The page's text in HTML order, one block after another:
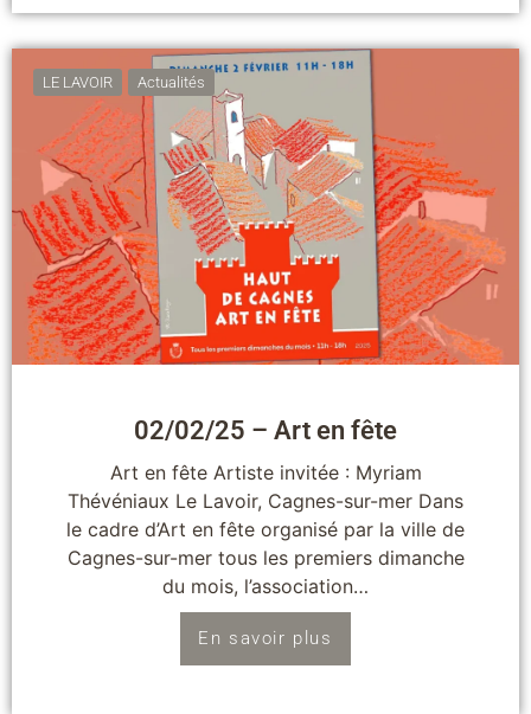
LE LAVOIR Actualités
02/02/25 – Art en fête
Art en fête Artiste invitée : Myriam
Thévéniaux Le Lavoir, Cagnes-sur-mer Dans
le cadre d’Art en fête organisé par la ville de
Cagnes-sur-mer tous les premiers dimanche
du mois, l’association…
En savoir plus